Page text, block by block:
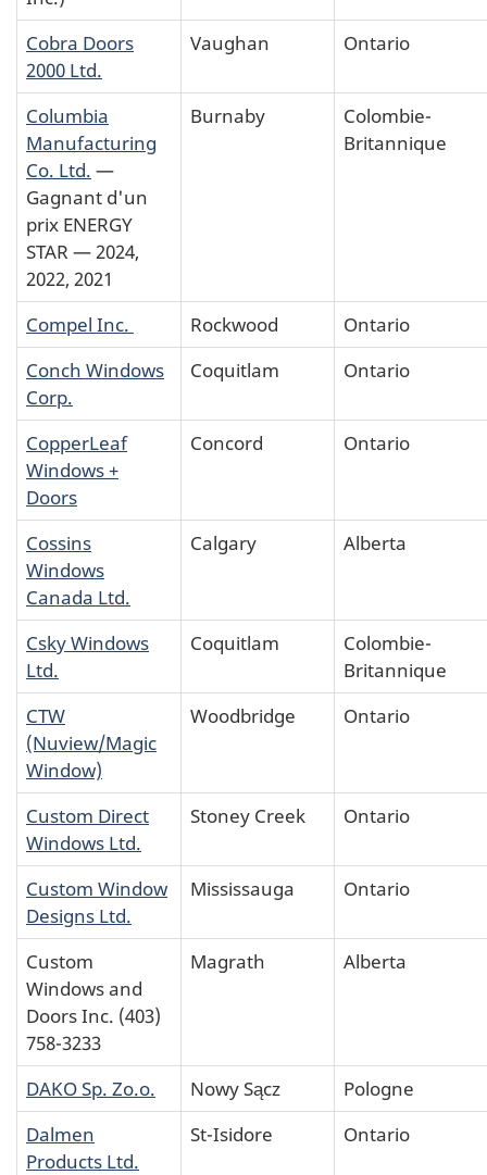
Cobra Doors
2000 Ltd.
Vaughan Ontario
Columbia
Manufacturing
Co. Ltd. —
Gagnant d'un
prix ENERGY
STAR — 2024,
2022, 2021
Burnaby
Colombie-
Britannique
Compel Inc. Rockwood
Ontario
Conch Windows
Corp.
Coquitlam Ontario
CopperLeaf
Windows +
Doors
Concord Ontario
Cossins
Windows
Canada Ltd.
Calgary Alberta
Csky Windows
Ltd.
Coquitlam
Colombie-
Britannique
CTW
(Nuview/Magic
Window)
Woodbridge Ontario
Custom Direct
Windows Ltd.
Stoney Creek Ontario
Custom Window
Designs Ltd.
Mississauga Ontario
Custom
Windows and
Doors Inc. (403)
758-3233
Magrath Alberta
DAKO Sp. Zo.o. Nowy Sącz
Pologne
Dalmen
Products Ltd.
St-Isidore Ontario